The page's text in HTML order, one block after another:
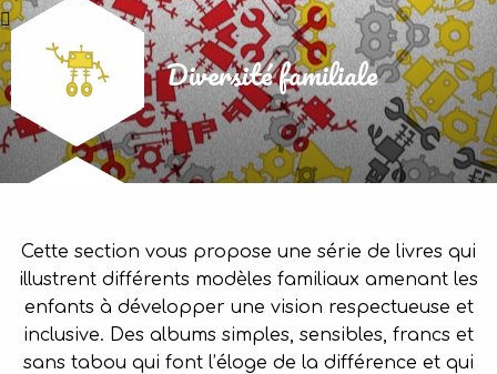
Diversité familiale
Cette section vous propose une série de livres qui
illustrent différents modèles familiaux amenant les
enfants à développer une vision respectueuse et
inclusive. Des albums simples, sensibles, francs et
sans tabou qui font l’éloge de la différence et qui